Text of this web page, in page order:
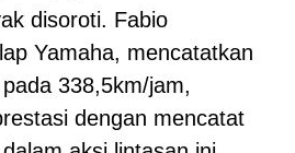
disoroti. Fabio
Yamaha, mencatatkan
338,5km/jam,
dengan mencatat